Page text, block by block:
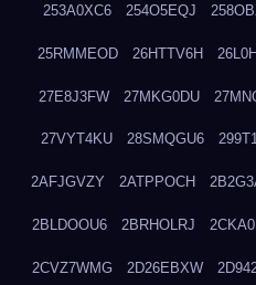
253A0XC6 254O5EQJ
25RMMEOD 26HTTV6H
27E8J3FW 27MKG0DU
27VYT4KU 28SMQGU6
2AFJGVZY 2ATPPOCH
2BLDOOU6 2BRHOLRJ
2CVZ7WMG 2D26EBXW